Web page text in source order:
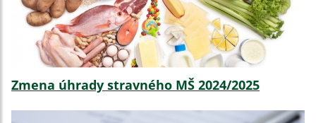
Zmena úhrady stravného MŠ 2024/2025